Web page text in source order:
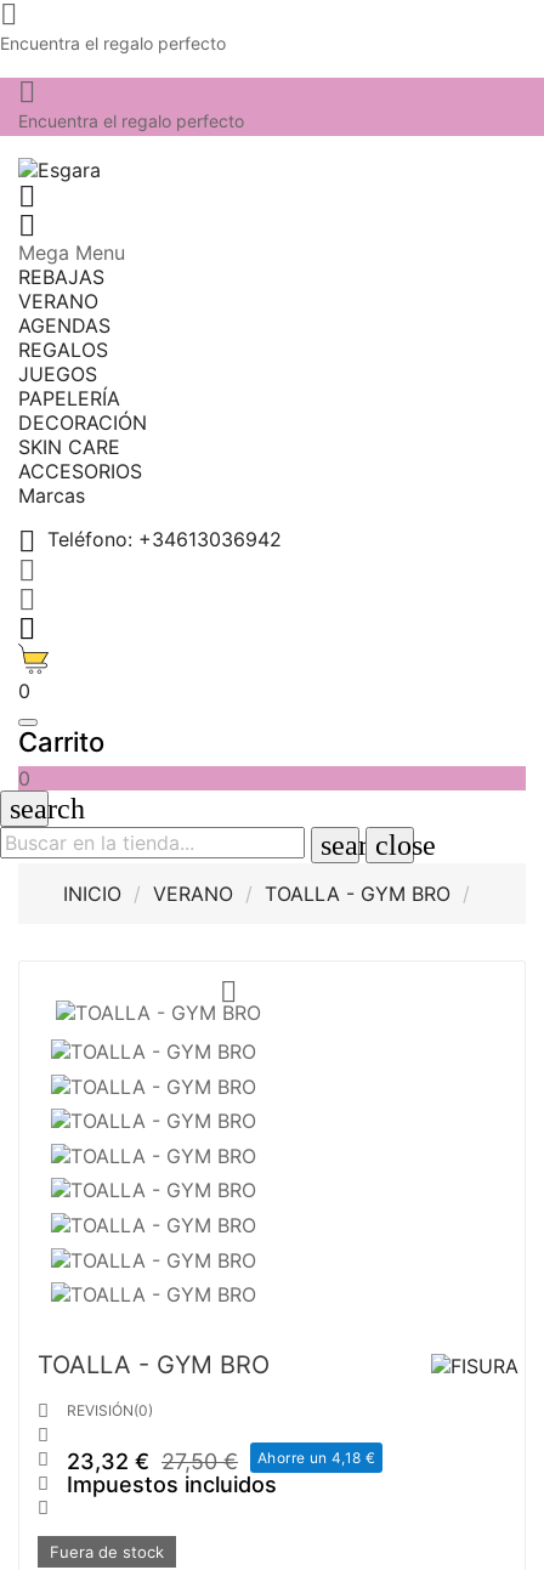

Encuentra el regalo perfecto

Encuentra el regalo perfecto


Mega Menu
REBAJAS
VERANO
AGENDAS
REGALOS
JUEGOS
PAPELERÍA
DECORACIÓN
SKIN CARE
ACCESORIOS
Marcas
 Teléfono: +34613036942



0
Carrito
0
search
searchclose
INICIO VERANO TOALLA - GYM BRO

TOALLA - GYM BRO





REVISIÓN(0)
23,32 € 27,50 € Ahorre un 4,18 €
Impuestos incluidos
Fuera de stock